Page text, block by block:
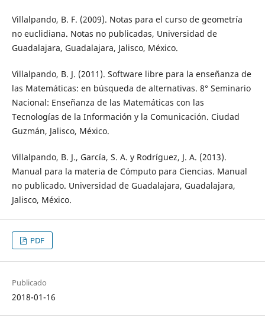
Villalpando, B. F. (2009). Notas para el curso de geometría
no euclidiana. Notas no publicadas, Universidad de
Guadalajara, Guadalajara, Jalisco, México.
Villalpando, B. J. (2011). Software libre para la enseñanza de
las Matemáticas: en búsqueda de alternativas. 8° Seminario
Nacional: Enseñanza de las Matemáticas con las
Tecnologías de la Información y la Comunicación. Ciudad
Guzmán, Jalisco, México.
Villalpando, B. J., García, S. A. y Rodríguez, J. A. (2013).
Manual para la materia de Cómputo para Ciencias. Manual
no publicado. Universidad de Guadalajara, Guadalajara,
Jalisco, México.
PDF
Publicado
2018-01-16